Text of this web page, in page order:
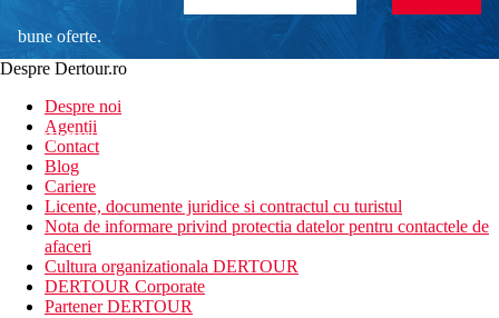
bune oferte.
newsletter!
Despre Dertour.ro
Despre noi
Agentii
Contact
Blog
Cariere
Licente, documente juridice si contractul cu turistul
Nota de informare privind protectia datelor pentru contactele de
afaceri
Cultura organizationala DERTOUR
DERTOUR Corporate
Partener DERTOUR